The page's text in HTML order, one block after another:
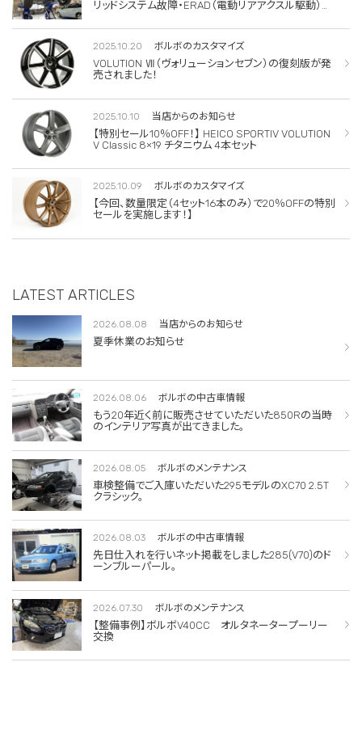
リッドシステム故障・ERAD（電動リアアクスル駆動）交
2025.10.20 ボルボのカスタマイズ
VOLUTION Ⅶ（ヴォリューションセブン）の復刻版が発
売されました！
2025.10.10 当店からのお知らせ
【特別セール10％OFF！】 HEICO SPORTIV VOLUTION
V Classic 8×19 チタニウム 4本セット
2025.10.09 ボルボのカスタマイズ
【今回、数量限定（4セット16本のみ）で20％OFFの特別
セールを実施します！】
LATEST ARTICLES
2026.08.08 当店からのお知らせ
夏季休業のお知らせ
2026.08.06 ボルボの中古車情報
もう20年近く前に販売させていただいた850Rの当時
のインテリア写真が出てきました。
2026.08.05 ボルボのメンテナンス
車検整備でご入庫いただいた295モデルのXC70 2.5T
クラシック。
2026.08.03 ボルボの中古車情報
先日仕入れを行いネット掲載をしました285(V70)のド
ーンブルーパール。
2026.07.30 ボルボのメンテナンス
【整備事例】ボルボV40CC オルタネータープーリー
交換